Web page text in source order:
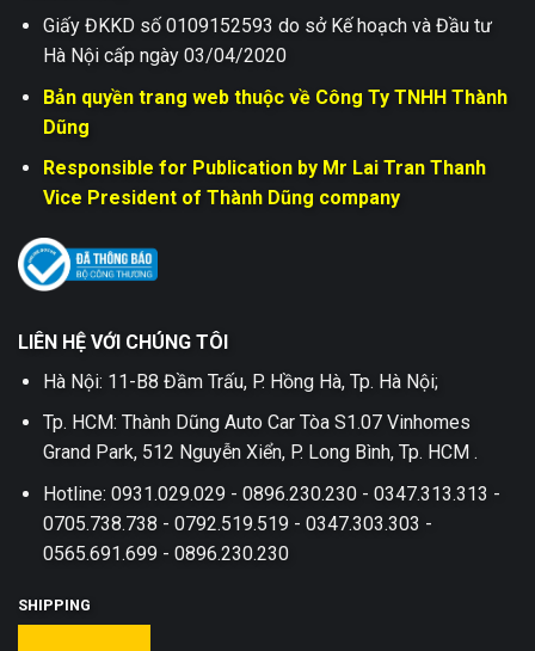
Giấy ĐKKD số 0109152593 do sở Kế hoạch và Đầu tư
Hà Nội cấp ngày 03/04/2020
Bản quyền trang web thuộc về Công Ty TNHH Thành
Dũng
Responsible for Publication by Mr Lai Tran Thanh
Vice President of Thành Dũng company
LIÊN HỆ VỚI CHÚNG TÔI
Hà Nội: 11-B8 Đầm Trấu, P. Hồng Hà, Tp. Hà Nội;
Tp. HCM: Thành Dũng Auto Car Tòa S1.07 Vinhomes
Grand Park, 512 Nguyễn Xiển, P. Long Bình, Tp. HCM .
Hotline: 0931.029.029 - 0896.230.230 - 0347.313.313 -
0705.738.738 - 0792.519.519 - 0347.303.303 -
0565.691.699 - 0896.230.230
SHIPPING